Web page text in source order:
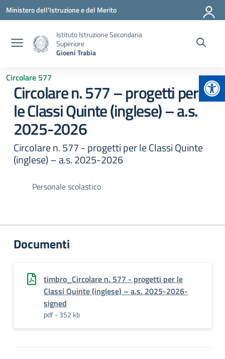
Vai ai contenuti
Vai al menu di navigazione
Vai al footer
Ministero dell'Istruzione e del Merito
Istituto Istruzione Secondaria
Superiore
Gioeni Trabia
Circolare 577
Circolare n. 577 – progetti per
le Classi Quinte (inglese) – a.s.
2025-2026
Circolare n. 577 - progetti per le Classi Quinte
(inglese) – a.s. 2025-2026
Personale scolastico
Documenti
timbro_Circolare n. 577 - progetti per le
Classi Quinte (inglese) – a.s. 2025-2026-
signed
pdf - 352 kb